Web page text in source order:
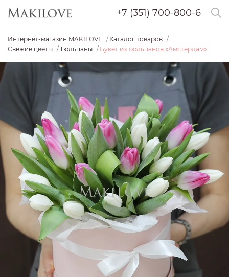
+7 (351) 700-800-6
Интернет-магазин MAKILOVE
Каталог товаров
Свежие цветы
Тюльпаны Букет из тюльпанов «Амстердам»